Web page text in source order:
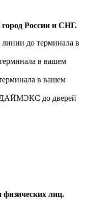
России и СНГ.
до терминала в
в вашем
в вашем
ДАЙМЭКС до дверей
лиц.